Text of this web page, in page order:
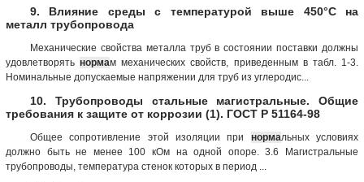
9. Влияние среды с температурой выше 450°С на
металл трубопровода
Механические свойства металла труб в состоянии поставки должны
удовлетворятьнормам механических свойств, приведенным в табл. 1-3.
Номинальные допускаемые напряжении для труб из углеродис...
10. Трубопроводы стальные магистральные. Общие
требования к защите от коррозии (1). ГОСТ Р 51164-98
Общее сопротивление этой изоляции при нормальных условиях
должно быть не менее 100 кОм на одной опоре. 3.6 Магистральные
трубопроводы, температура стенок которых в период ...